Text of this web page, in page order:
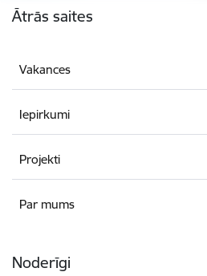
Ātrās saites
Vakances
Iepirkumi
Projekti
Par mums
Noderīgi